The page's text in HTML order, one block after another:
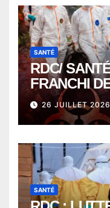
SANTÉ
RDC/
FRANCHI
EBOLA BAT
PLUS DE
26 JUILLET 2026
SANTÉ